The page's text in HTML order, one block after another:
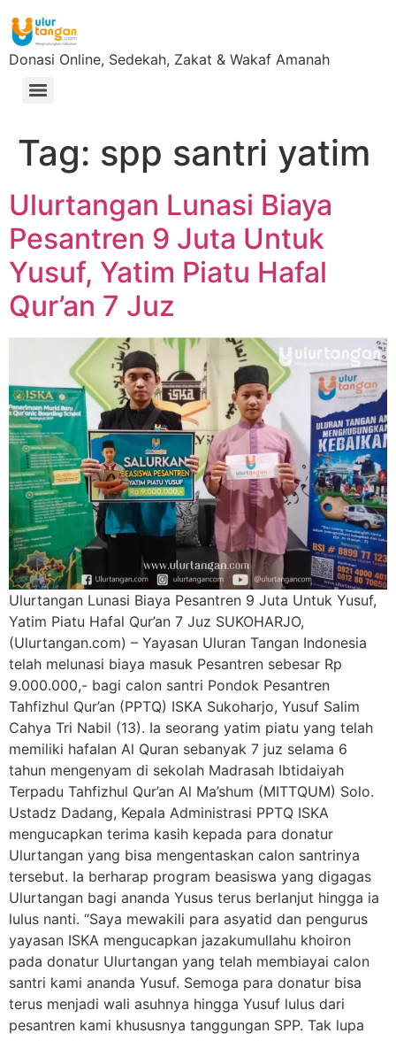
Donasi Online, Sedekah, Zakat & Wakaf Amanah
Tag: spp santri yatim
Ulurtangan Lunasi Biaya
Pesantren 9 Juta Untuk
Yusuf, Yatim Piatu Hafal
Qur’an 7 Juz
Ulurtangan Lunasi Biaya Pesantren 9 Juta Untuk Yusuf,
Yatim Piatu Hafal Qur’an 7 Juz SUKOHARJO,
(Ulurtangan.com) – Yayasan Uluran Tangan Indonesia
telah melunasi biaya masuk Pesantren sebesar Rp
9.000.000,- bagi calon santri Pondok Pesantren
Tahfizhul Qur’an (PPTQ) ISKA Sukoharjo, Yusuf Salim
Cahya Tri Nabil (13). Ia seorang yatim piatu yang telah
memiliki hafalan Al Quran sebanyak 7 juz selama 6
tahun mengenyam di sekolah Madrasah Ibtidaiyah
Terpadu Tahfizhul Qur’an Al Ma’shum (MITTQUM) Solo.
Ustadz Dadang, Kepala Administrasi PPTQ ISKA
mengucapkan terima kasih kepada para donatur
Ulurtangan yang bisa mengentaskan calon santrinya
tersebut. Ia berharap program beasiswa yang digagas
Ulurtangan bagi ananda Yusus terus berlanjut hingga ia
lulus nanti. “Saya mewakili para asyatid dan pengurus
yayasan ISKA mengucapkan jazakumullahu khoiron
pada donatur Ulurtangan yang telah membiayai calon
santri kami ananda Yusuf. Semoga para donatur bisa
terus menjadi wali asuhnya hingga Yusuf lulus dari
pesantren kami khususnya tanggungan SPP. Tak lupa